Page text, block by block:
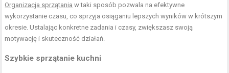
Organizacja sprzątania w taki sposób pozwala na efektywne
wykorzystanie czasu, co sprzyja osiąganiu lepszych wyników w krótszym
okresie. Ustalając konkretne zadania i czasy, zwiększasz swoją
motywację i skuteczność działań.
Szybkie sprzątanie kuchni